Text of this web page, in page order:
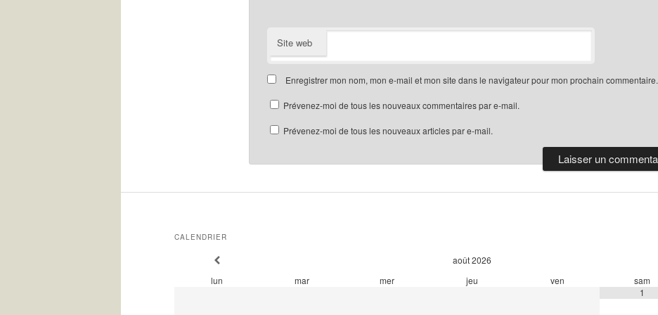
Site web
Enregistrer mon nom, mon e-mail et mon site dans le navigateur pour mon prochain commentaire.
Prévenez-moi de tous les nouveaux commentaires par e-mail.
Prévenez-moi de tous les nouveaux articles par e-mail.
CALENDRIER
août2026
lun
mar mer jeu ven sam
1